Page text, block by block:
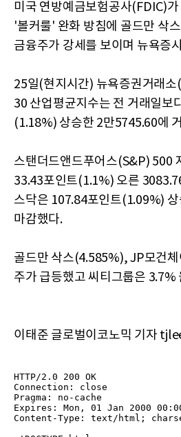
미국 연방예금보험공사(FDIC)
'볼커룰' 완화 방침에 골드만 삭
금융주가 강세를 보이며 뉴욕증
25일(현지시간) 뉴욕증권거래소
30 산업평균지수는 전 거래일보
(1.18%) 상승한 2만5745.60에
스탠더드앤드푸어스(S&P) 500
33.43포인트(1.1%) 오른
스닥은 107.84포인트(1.09%)
마감했다.
골드만 삭스(4.585%), JP모건
주가 급등했고 씨티그룹은 3.7%
이태준 글로벌이코노믹 기자